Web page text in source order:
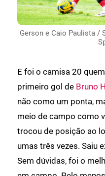
Gerson e Caio Paulista /
E foi o camisa 20
primeiro gol de Bruno
não como um ponta,
meio de campo como
trocou de posição ao
umas três vezes. Saiu
Sem dúvidas, foi o